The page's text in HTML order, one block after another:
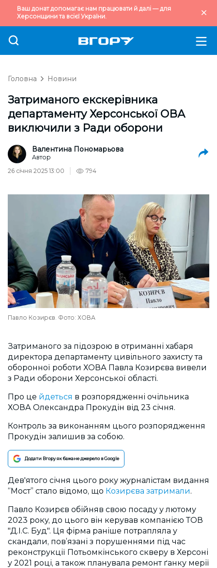
Ваш донат допомагає нам працювати й далі — для
Херсонщини та всієї України.
Головна Новини
Затриманого екскерівника
департаменту Херсонської ОВА
виключили з Ради оборони
Валентина Пономарьова
Автор
26 січня 2025 13:00
794
Павло Козирєв. Фото: ХОВА
Затриманого за підозрою в отриманні хабаря
директора департаменту цивільного захисту та
оборонної роботи ХОВА Павла Козирєва вивели
з Ради оборони Херсонської області.
Про це йдеться в розпорядженні очільника
ХОВА Олександра Прокудін від 23 січня.
Контроль за виконанням цього розпорядження
Прокудін залишив за собою.
Додати Вгору як бажане джерело в Google
Дев'ятого січня цього року журналістам видання
“Мост” стало відомо, що Козирєва затримали.
Павло Козирєв обійняв свою посаду у лютому
2023 року, до цього він керував компанією ТОВ
"Д.І.С. Буд". Ця фірма раніше потрапляла у
скандали, пов’язані з порушеннями під час
реконструкції Потьомкінського скверу в Херсоні
у 2021 році, а також планувала ремонт ґанку мерії